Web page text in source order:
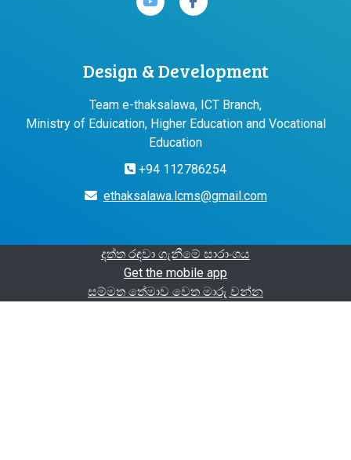
Design & Development
Team e-thaksalawa, ICT Branch,
Ministry of Eduication, Higher Education and Vocational
Education
+94 112786254
ethaksalawa.lcms@gmail.com
දත්ත රඳවා ගැනීමේ සාරාංශය
Get the mobile app
සම්මත තේමාව වෙත මාරු වන්න